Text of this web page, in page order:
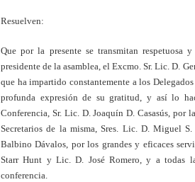
Resuelven:
Que por la presente se transmitan respetuosa
presidente de la asamblea, el Excmo. Sr. Lic. D.
que ha impartido constantemente a los
profunda expresión de su gratitud, y así lo
Conferencia, Sr. Lic. D. Joaquín D. Casasús, por
Secretarios de la misma, Sres. Lic. D. Miguel
Balbino Dávalos, por los grandes y eficaces
Starr Hunt y Lic. D. José Romero, y a todas
conferencia.